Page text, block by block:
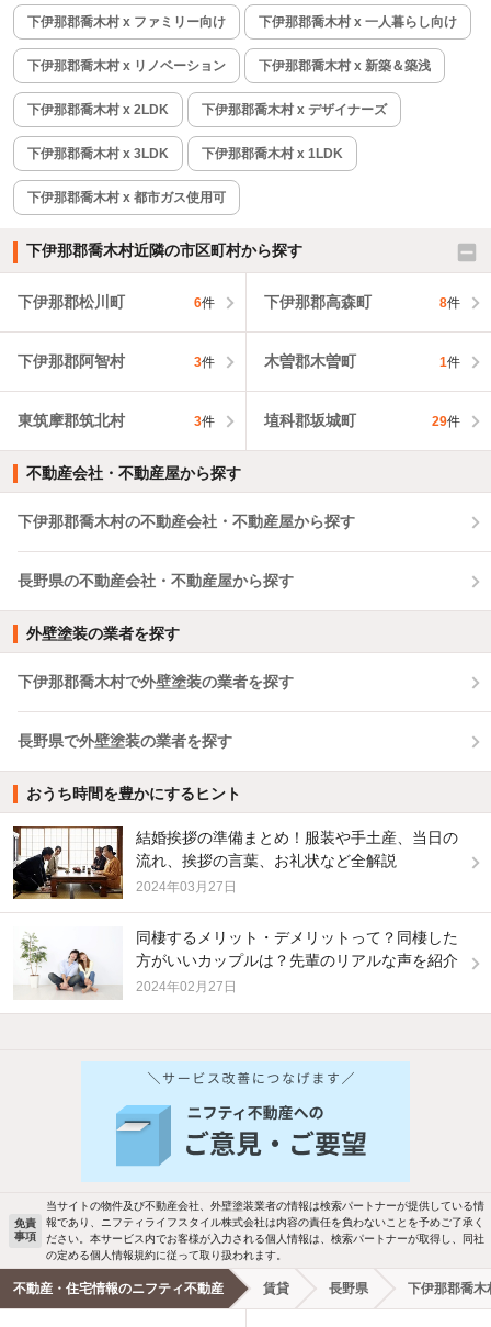
下伊那郡喬木村 x ファミリー向け 下伊那郡喬木村 x 一人暮らし向け
下伊那郡喬木村 x リノベーション 下伊那郡喬木村 x 新築＆築浅
下伊那郡喬木村 x 2LDK 下伊那郡喬木村 x デザイナーズ
下伊那郡喬木村 x 3LDK 下伊那郡喬木村 x 1LDK
下伊那郡喬木村 x 都市ガス使用可
下伊那郡喬木村近隣の市区町村から探す
下伊那郡松川町 6件 下伊那郡高森町 8件
下伊那郡阿智村 3件 木曽郡木曽町 1件
東筑摩郡筑北村 3件 埴科郡坂城町 29件
不動産会社・不動産屋から探す
下伊那郡喬木村の不動産会社・不動産屋から探す
長野県の不動産会社・不動産屋から探す
外壁塗装の業者を探す
下伊那郡喬木村で外壁塗装の業者を探す
長野県で外壁塗装の業者を探す
おうち時間を豊かにするヒント
結婚挨拶の準備まとめ！服装や手土産、当日の
流れ、挨拶の言葉、お礼状など全解説
2024年03月27日
同棲するメリット・デメリットって？同棲した
方がいいカップルは？先輩のリアルな声を紹介
2024年02月27日
バス・トイレ別 2階以上
洗濯機置場あり 独立洗面台
エアコンあり 都市ガス
免責
事項
当サイトの物件及び不動産会社、外壁塗装業者の情報は検索パートナーが提供している情
報であり、ニフティライフスタイル株式会社は内容の責任を負わないことを予めご了承く
ださい。本サービス内でお客様が入力される個人情報は、検索パートナーが取得し、同社
の定める個人情報規約に従って取り扱われます。
不動産・住宅情報のニフティ不動産 賃貸 長野県 下伊那郡喬木